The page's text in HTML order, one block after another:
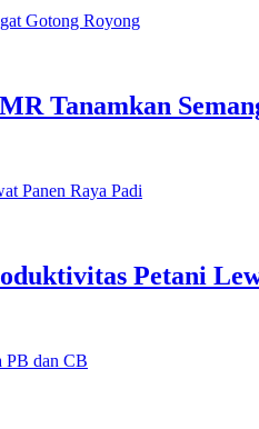
Tanamkan
Petani